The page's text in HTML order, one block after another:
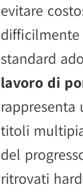
evitare
difficilmente
standard
lavoro di
titoli
del
ritrovati